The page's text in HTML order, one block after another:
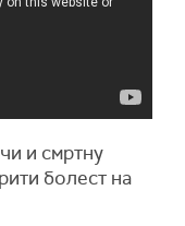
и смртну
болест на